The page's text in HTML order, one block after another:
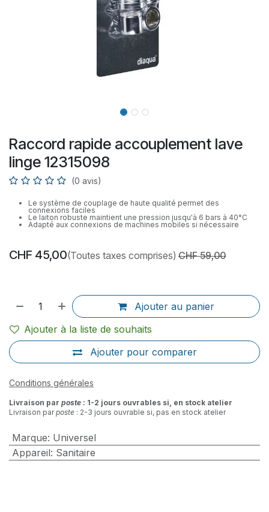
Raccord rapide accouplement lave
linge 12315098
(0 avis)
Le système de couplage de haute qualité permet des
connexions faciles
Le laiton robuste maintient une pression jusqu'à 6 bars à 40°C
Adapté aux connexions de machines mobiles si nécessaire
CHF 45,00(Toutes taxes comprises) CHF59,00
Ajouter au panier
Ajouter pour comparer
Ajouter à la liste de souhaits
Conditions générales
Livraison par poste : 1-2 jours ouvrables si, en stock atelier
Livraison parposte : 2-3 jours ouvrable si, pas en stock atelier
Marque: Universel
Appareil: Sanitaire